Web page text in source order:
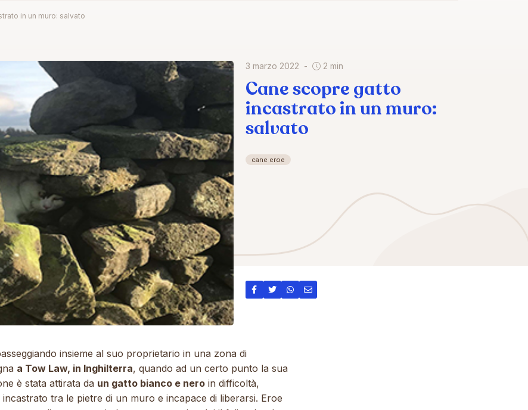
in un muro: salvato
3 marzo 2022 2 min
Cane scopre gatto
incastrato in un muro:
salvato
cane eroe
insieme al suo proprietario in una zona di
a Tow Law, in Inghilterra, quando ad un certo punto la sua
è stata attirata da un gatto bianco e nero in difficoltà,
incastrato tra le pietre di un muro e incapace di liberarsi. Eroe